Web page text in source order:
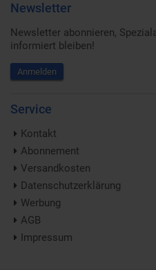
Newsletter
Newsletter abonnieren,
informiert bleiben!
Anmelden
Service
Kontakt
Abonnement
Versandkosten
Datenschutzerklärung
Werbung
AGB
Impressum